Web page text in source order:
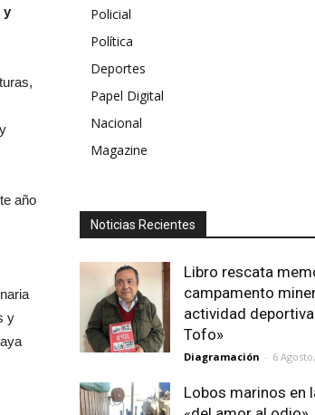
y
año
y
Policial
Política
Deportes
Papel Digital
Nacional
Magazine
Noticias Recientes
Libro rescata
campamento
actividad deportiva
Tofo»
Diagramación - 6
Lobos marinos en